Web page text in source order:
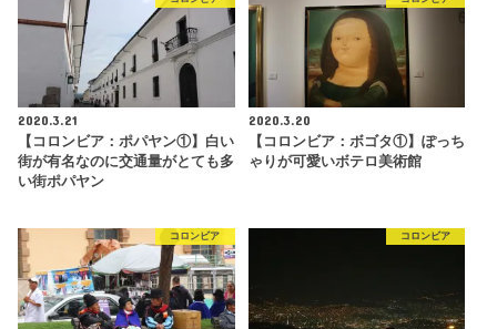
2020.3.21
【コロンビア：ポパヤン①】白い
街が有名なのに交通量がとても多
い街ポパヤン
2020.3.20
【コロンビア：ボゴタ①】ぽっち
ゃりが可愛いボテロ美術館
コロンビア コロンビア